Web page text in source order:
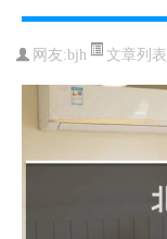
网友:bjh 文章列表